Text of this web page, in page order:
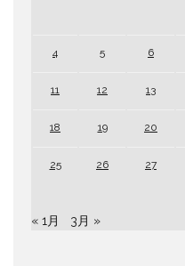
4 5 6
11 12 13
18 19 20
25 26 27
« 1月 3月 »